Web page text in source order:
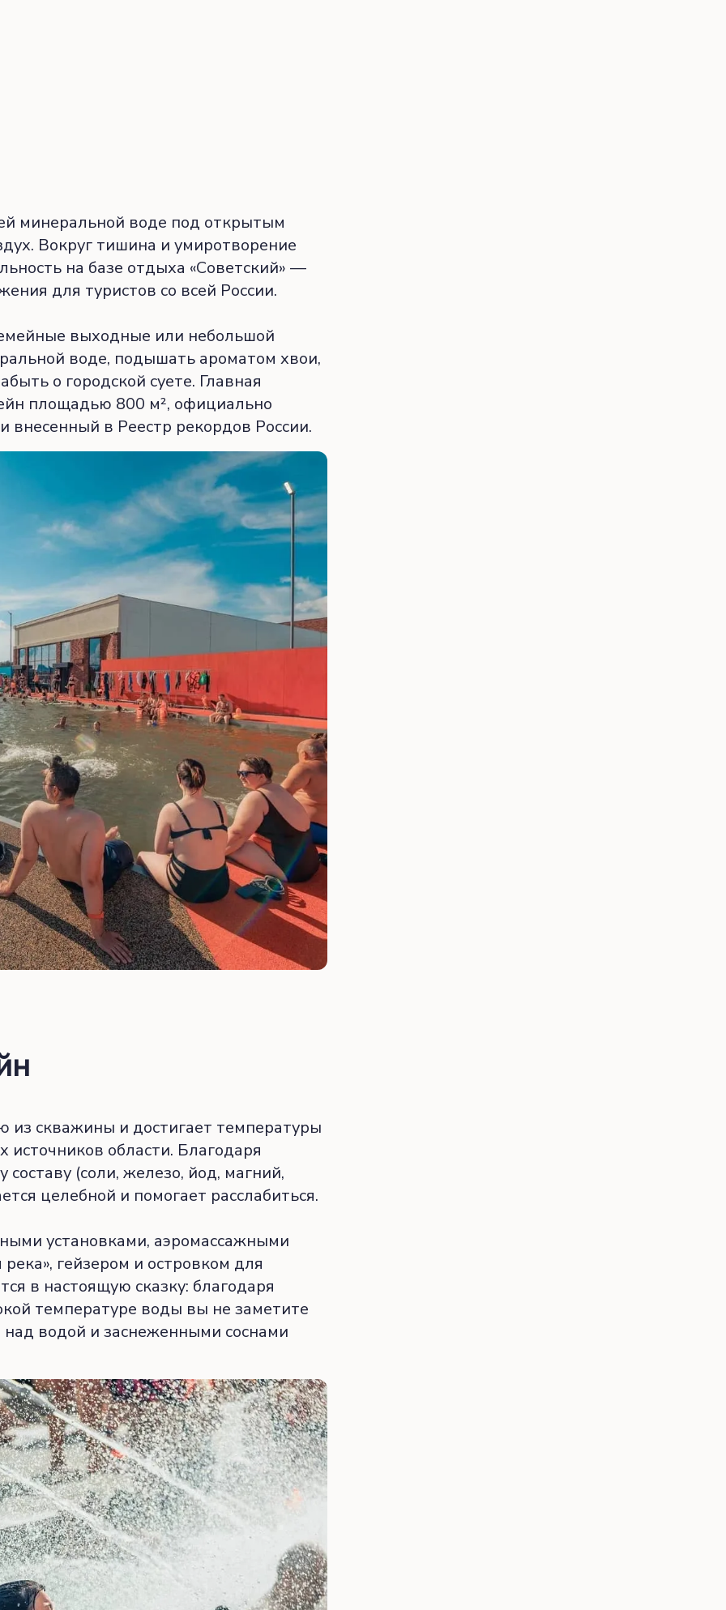
минеральной воде под открытым
Вокруг тишина и умиротворение
на базе отдыха «Советский» —
для туристов со всей России.
выходные или небольшой
воде, подышать ароматом хвои,
о городской суете. Главная
площадью 800 м², официально
в Реестр рекордов России.
из скважины и достигает температуры
области. Благодаря
(соли, железо, йод, магний,
целебной и помогает расслабиться.
установками, аэромассажными
гейзером и островком для
в настоящую сказку: благодаря
температуре воды вы не заметите
водой и заснеженными соснами